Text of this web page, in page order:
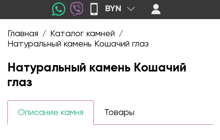
BYN
Главная / Каталог камней /
Натуральный камень Кошачий глаз
Натуральный камень Кошачий
глаз
Описание камня Товары